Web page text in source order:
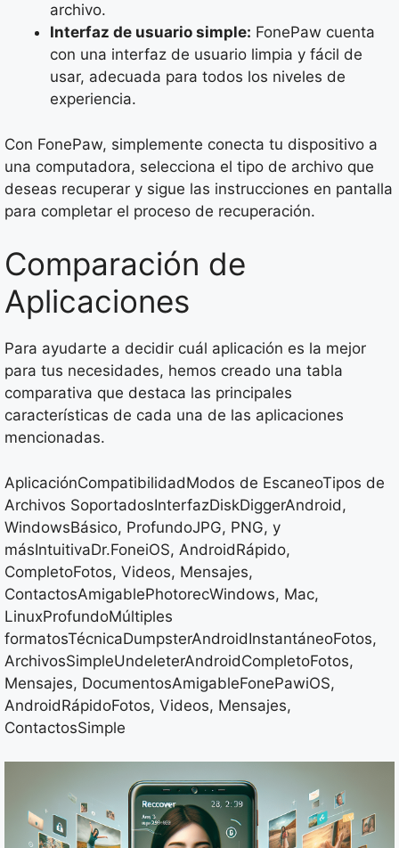
archivo.
Interfaz de usuario simple: FonePaw cuenta
con una interfaz de usuario limpia y fácil de
usar, adecuada para todos los niveles de
experiencia.
Con FonePaw, simplemente conecta tu dispositivo a
una computadora, selecciona el tipo de archivo que
deseas recuperar y sigue las instrucciones en pantalla
para completar el proceso de recuperación.
Comparación de
Aplicaciones
Para ayudarte a decidir cuál aplicación es la mejor
para tus necesidades, hemos creado una tabla
comparativa que destaca las principales
características de cada una de las aplicaciones
mencionadas.
AplicaciónCompatibilidadModos de EscaneoTipos de
Archivos SoportadosInterfazDiskDiggerAndroid,
WindowsBásico, ProfundoJPG, PNG, y
másIntuitivaDr.FoneiOS, AndroidRápido,
CompletoFotos, Videos, Mensajes,
ContactosAmigablePhotorecWindows, Mac,
LinuxProfundoMúltiples
formatosTécnicaDumpsterAndroidInstantáneoFotos,
ArchivosSimpleUndeleterAndroidCompletoFotos,
Mensajes, DocumentosAmigableFonePawiOS,
AndroidRápidoFotos, Videos, Mensajes,
ContactosSimple